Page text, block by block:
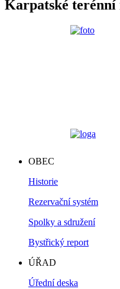
Karpatské terénní
OBEC
Historie
Rezervační systém
Spolky a sdružení
Bystřický report
ÚŘAD
Úřední deska